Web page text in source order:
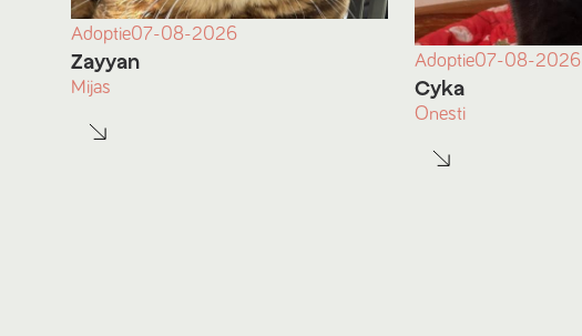
Adoptie07-08-2026
Zayyan
Mijas
Adoptie07-08-2026
Cyka
Onesti